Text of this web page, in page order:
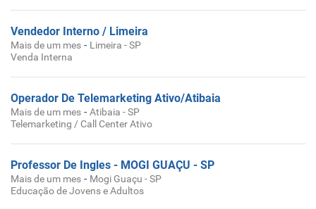
Vendedor Interno / Limeira
Mais de um mes - Limeira - SP
Venda Interna
Operador De Telemarketing Ativo/Atibaia
Mais de um mes -Atibaia - SP
Telemarketing / Call Center Ativo
Professor De Ingles - MOGI GUAÇU - SP
Mais de um mes - Mogi Guaçu - SP
Educação de Jovens e Adultos